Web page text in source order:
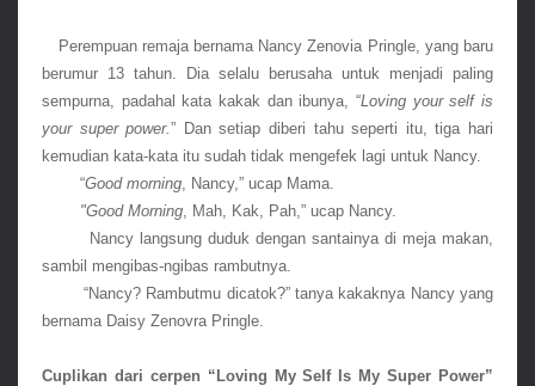
Perempuan remaja bernama Nancy Zenovia Pringle, yang baru
berumur 13 tahun. Dia selalu berusaha untuk menjadi paling
sempurna, padahal kata kakak dan ibunya, “Loving your self is
your super power.” Dan setiap diberi tahu seperti itu, tiga hari
kemudian kata-kata itu sudah tidak mengefek lagi untuk Nancy.
“Good morning , Nancy,” ucap Mama.
"Good Morning , Mah, Kak, Pah,” ucap Nancy.
Nancy langsung duduk dengan santainya di meja makan,
sambil mengibas-ngibas rambutnya.
“Nancy? Rambutmu dicatok?” tanya kakaknya Nancy yang
bernama Daisy Zenovra Pringle.
Cuplikan dari cerpen “Loving My Self Is My Super Power”